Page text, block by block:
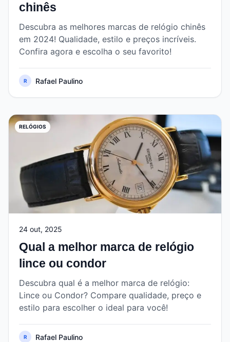
chinês
Descubra as melhores marcas de relógio chinês
em 2024! Qualidade, estilo e preços incríveis.
Confira agora e escolha o seu favorito!
R Rafael Paulino
RELÓGIOS
24 out, 2025
Qual a melhor marca de relógio
lince ou condor
Descubra qual é a melhor marca de relógio:
Lince ou Condor? Compare qualidade, preço e
estilo para escolher o ideal para você!
R Rafael Paulino